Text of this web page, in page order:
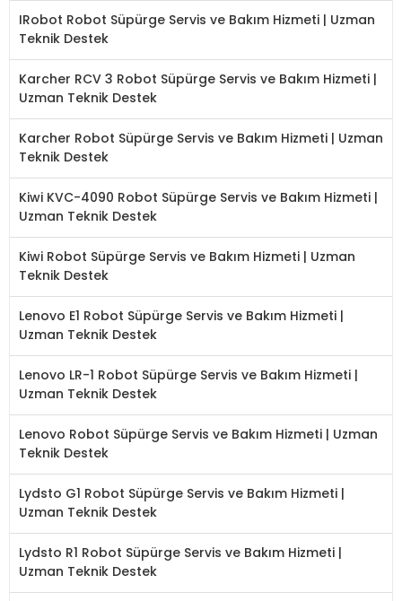
IRobot Robot Süpürge Servis ve Bakım Hizmeti | Uzman
Teknik Destek
Karcher RCV 3 Robot Süpürge Servis ve Bakım Hizmeti |
Uzman Teknik Destek
Karcher Robot Süpürge Servis ve Bakım Hizmeti | Uzman
Teknik Destek
Kiwi KVC-4090 Robot Süpürge Servis ve Bakım Hizmeti |
Uzman Teknik Destek
Kiwi Robot Süpürge Servis ve Bakım Hizmeti | Uzman
Teknik Destek
Lenovo E1 Robot Süpürge Servis ve Bakım Hizmeti |
Uzman Teknik Destek
Lenovo LR-1 Robot Süpürge Servis ve Bakım Hizmeti |
Uzman Teknik Destek
Lenovo Robot Süpürge Servis ve Bakım Hizmeti | Uzman
Teknik Destek
Lydsto G1 Robot Süpürge Servis ve Bakım Hizmeti |
Uzman Teknik Destek
Lydsto R1 Robot Süpürge Servis ve Bakım Hizmeti |
Uzman Teknik Destek